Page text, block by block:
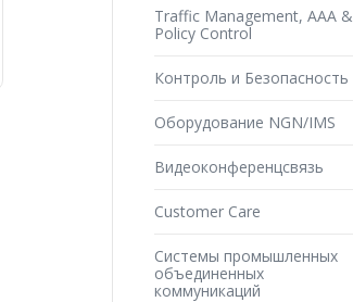
Traffic Management, AAA &
Policy Control
Контроль и Безопасность
Оборудование NGN/IMS
Видеоконференцсвязь
Customer Care
Системы промышленных
объединенных
коммуникаций